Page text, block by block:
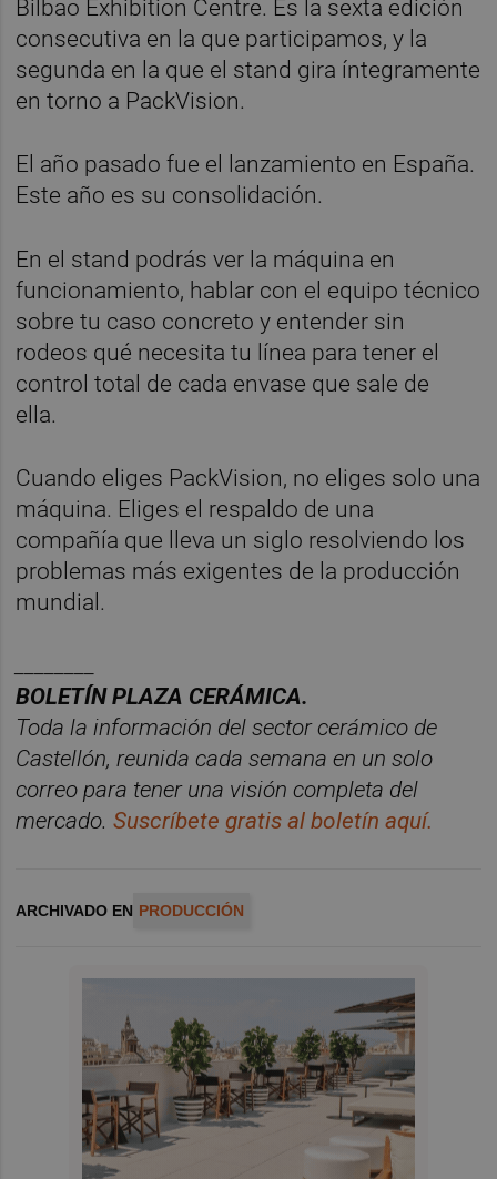
Bilbao Exhibition Centre. Es la sexta edición
consecutiva en la que participamos, y la
segunda en la que el stand gira íntegramente
en torno a PackVision.
El año pasado fue el lanzamiento en España.
Este año es su consolidación.
En el stand podrás ver la máquina en
funcionamiento, hablar con el equipo técnico
sobre tu caso concreto y entender sin
rodeos qué necesita tu línea para tener el
control total de cada envase que sale de
ella.
Cuando eliges PackVision, no eliges solo una
máquina. Eliges el respaldo de una
compañía que lleva un siglo resolviendo los
problemas más exigentes de la producción
mundial.
BOLETÍN PLAZA CERÁMICA.
Toda la información del sector cerámico de
Castellón, reunida cada semana en un solo
correo para tener una visión completa del
mercado. Suscríbete gratis al boletín aquí.
ARCHIVADO EN PRODUCCIÓN